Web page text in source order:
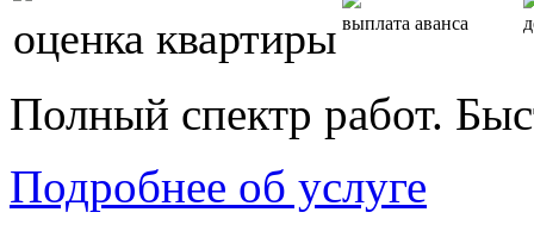
оценка квартиры выплата аванса
Полный спектр работ.
Подробнее об услуге